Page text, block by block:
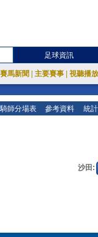
足球資訊
賽馬新聞 主要賽事 視聽播
騎師分場表 參考資料 統
沙田: